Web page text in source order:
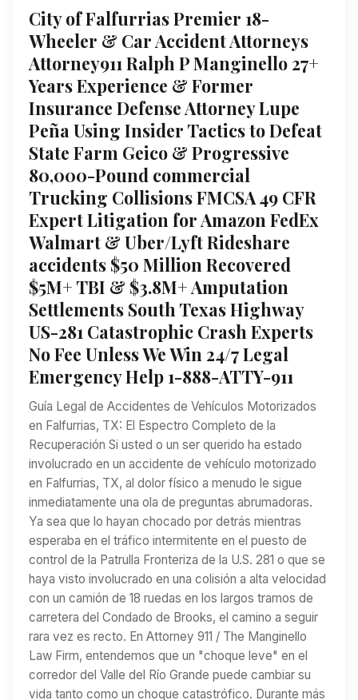
City of Falfurrias Premier 18-
Wheeler & Car Accident Attorneys
Attorney911 Ralph P Manginello 27+
Years Experience & Former
Insurance Defense Attorney Lupe
Peña Using Insider Tactics to Defeat
State Farm Geico & Progressive
80,000-Pound commercial
Trucking Collisions FMCSA 49 CFR
Expert Litigation for Amazon FedEx
Walmart & Uber/Lyft Rideshare
accidents $50 Million Recovered
$5M+ TBI & $3.8M+ Amputation
Settlements South Texas Highway
US-281 Catastrophic Crash Experts
No Fee Unless We Win 24/7 Legal
Emergency Help 1-888-ATTY-911
Guía Legal de Accidentes de Vehículos Motorizados
en Falfurrias, TX: El Espectro Completo de la
Recuperación Si usted o un ser querido ha estado
involucrado en un accidente de vehículo motorizado
en Falfurrias, TX, al dolor físico a menudo le sigue
inmediatamente una ola de preguntas abrumadoras.
Ya sea que lo hayan chocado por detrás mientras
esperaba en el tráfico intermitente en el puesto de
control de la Patrulla Fronteriza de la U.S. 281 o que se
haya visto involucrado en una colisión a alta velocidad
con un camión de 18 ruedas en los largos tramos de
carretera del Condado de Brooks, el camino a seguir
rara vez es recto. En Attorney 911 / The Manginello
Law Firm, entendemos que un "choque leve" en el
corredor del Valle del Río Grande puede cambiar su
vida tanto como un choque catastrófico. Durante más